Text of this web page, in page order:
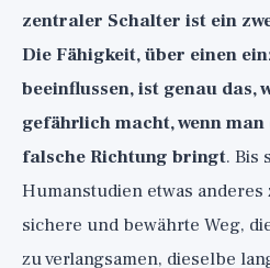
zentraler Schalter ist ein
Die Fähigkeit, über einen
beeinflussen, ist genau das,
gefährlich macht, wenn
falsche Richtung bringt. Bis
Humanstudien etwas
sichere und bewährte Weg,
zu verlangsamen, dieselbe